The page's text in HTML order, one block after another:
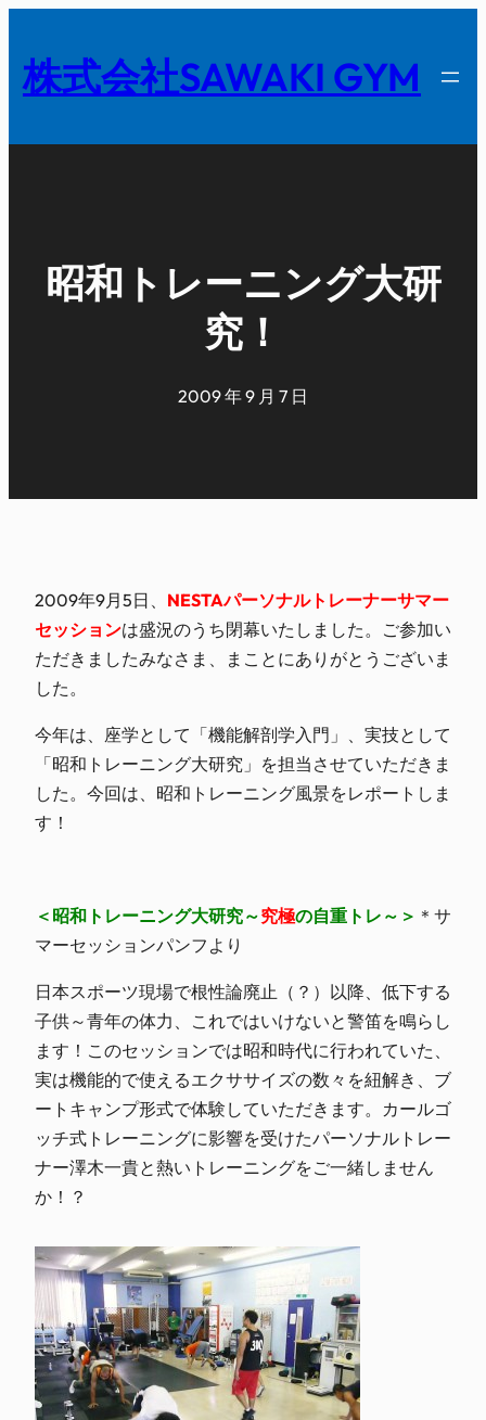
を
キ
株式会社SAWAKI GYM
昭和トレーニング大研
究！
2009 年 9 月 7 日
2009年9月5日、 NESTAパーソナルトレーナーサマー
セッションは盛況のうち閉幕いたしました。ご参加い
ただきましたみなさま、まことにありがとうございま
した。
今年は、座学として「機能解剖学入門」、実技として
「昭和トレーニング大研究」を担当させていただきま
した。今回は、昭和トレーニング風景をレポートしま
す！
＜昭和トレーニング大研究～究極の自重トレ～＞ ＊サ
マーセッションパンフより
日本スポーツ現場で根性論廃止（？）以降、低下する
子供～青年の体力、これではいけないと警笛を鳴らし
ます！このセッションでは昭和時代に行われていた、
実は機能的で使えるエクササイズの数々を紐解き、ブ
ートキャンプ形式で体験していただきます。カールゴ
ッチ式トレーニングに影響を受けたパーソナルトレー
ナー澤木一貴と熱いトレーニングをご一緒しません
か！？